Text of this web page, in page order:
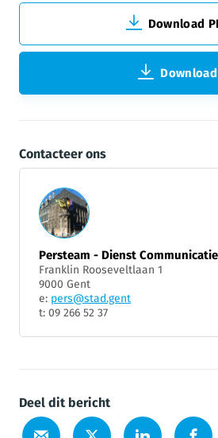
Download
Download
Contacteer ons
Persteam - Dienst Communicatie
Franklin Rooseveltlaan 1
9000 Gent
e: pers@stad.gent
t: 09 266 52 37
Deel dit bericht